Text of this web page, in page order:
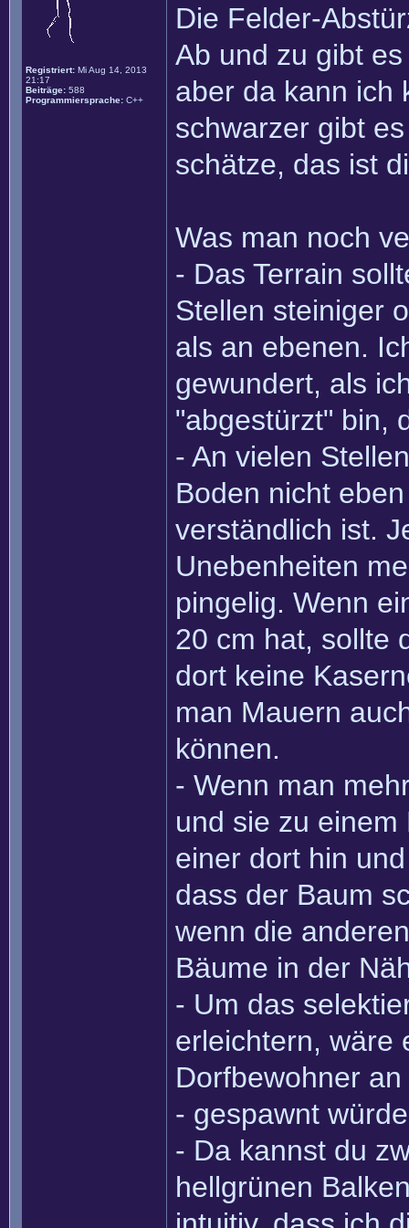
Registriert: Mi Aug 14, 2013
21:17
Beiträge: 588
Programmiersprache: C++
Die Felder-
Ab und zu gibt
aber da kann ich
schwarzer gibt
schätze, das ist
Was man noch
- Das Terrain
Stellen steiniger
als an ebenen.
gewundert, als
"abgestürzt" bin,
- An vielen
Boden nicht
verständlich ist.
Unebenheiten
pingelig. Wenn
20 cm hat, sollte
dort keine
man Mauern
können.
- Wenn man
und sie zu
einer dort hin
dass der Baum
wenn die
Bäume in der
- Um das
erleichtern, wäre
Dorfbewohner
- gespawnt
- Da kannst du
hellgrünen